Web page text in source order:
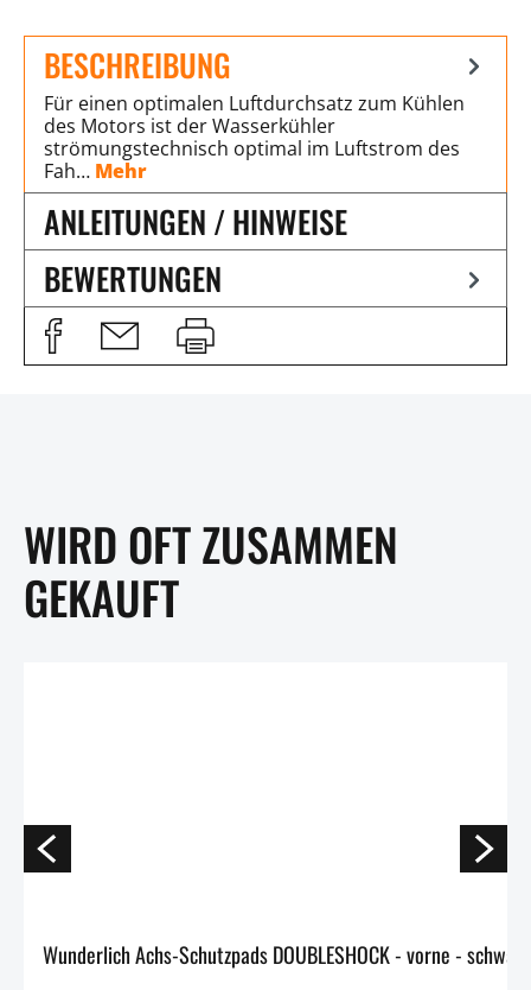
BESCHREIBUNG
Für einen optimalen Luftdurchsatz zum Kühlen
des Motors ist der Wasserkühler
strömungstechnisch optimal im Luftstrom des
Fah… Mehr
ANLEITUNGEN / HINWEISE
BEWERTUNGEN
WIRD OFT ZUSAMMEN
GEKAUFT
Wunderlich Achs-Schutzpads DOUBLESHOCK - vorne - schwarz